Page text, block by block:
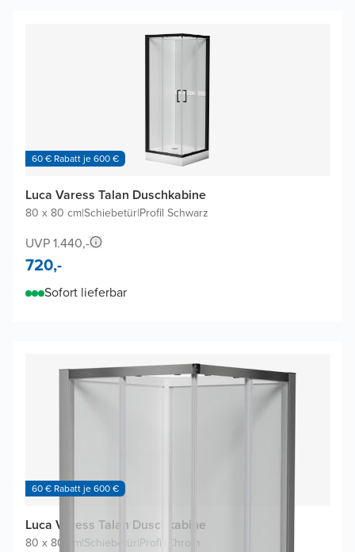
60 € Rabatt je 600 €
Luca Varess Talan Duschkabine
80 x 80 cm|Schiebetür|Profil Schwarz
UVP 1.440,-
720,-
Sofort lieferbar
60 € Rabatt je 600 €
Luca Varess Talan Duschkabine
80 x 80 cm|Schiebetür|Profil Chrom